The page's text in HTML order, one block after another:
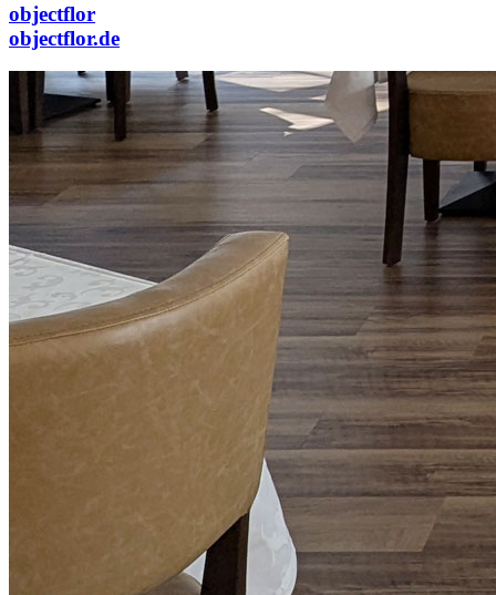
objectflor
objectflor.de